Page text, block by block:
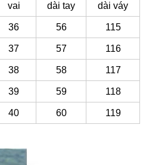
vai dài tay dài váy
36 56 115
37 57 116
38 58 117
39 59 118
40 60 119